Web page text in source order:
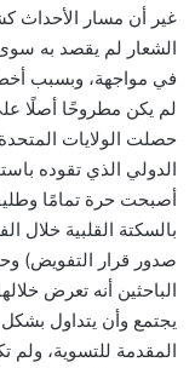
غير أن مسار الأحداث
الشعار لم يقصد به
في مواجهة، وبسبب
لم يكن مطروحًا أصلًا
الدولي الذي تقوده
أصبحت حرة تمامًا
الباحثين أنه تعرض
يجتمع وأن يتداول
المقدمة للتسوية،